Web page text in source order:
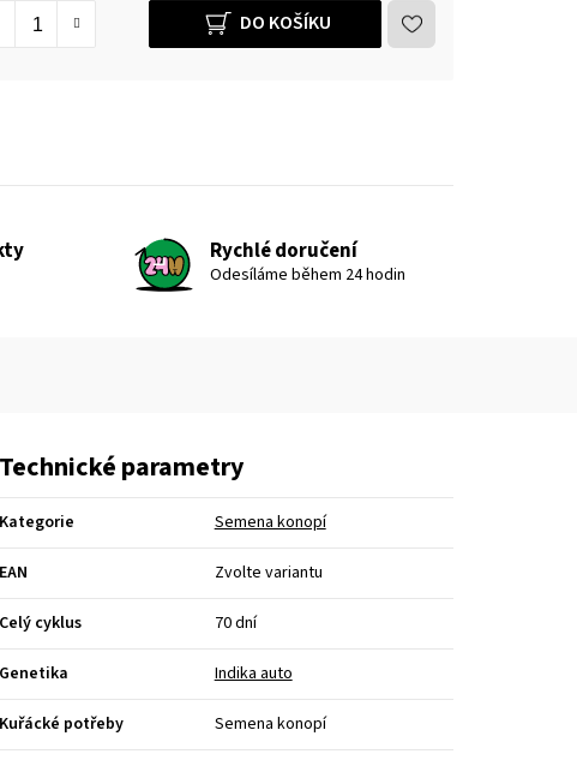
DO KOŠÍKU
Rychlé doručení
Odesíláme během 24 hodin
Technické parametry
Kategorie Semena konopí
EAN Zvolte variantu
Celý cyklus 70 dní
Genetika Indika auto
Kuřácké potřeby Semena konopí